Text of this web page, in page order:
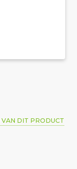
DIT PRODUCT